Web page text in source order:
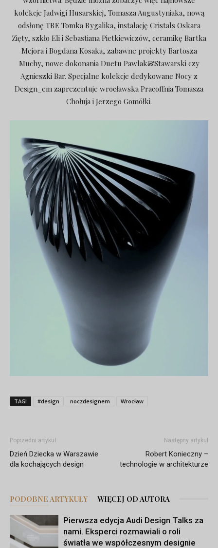
kolekcje Jadwigi Husarskiej, Tomasza Augustyniaka, nową
odsłonę TRE Tomka Rygalika, instalację Cristals Oskara
Zięty, szkło Eli i Sebastiana Pietkiewiczów, ceramikę Bartka
Mejora i Bogdana Kosaka, zabawne projekty Bartosza
Muchy, nowe dokonania Duetu Pawlak&Stawarski czy
Agnieszki Bar. Specjalne kolekcje dedykowane Nocy z
Design_em zaprezentuje wrocławska Pracoffnia Tomasza
Chołuja i Jerzego Gomółki.
TAGI #design noczdesignem Wrocław
Poprzedni artykuł
Dzień Dziecka w Warszawie
dla kochających design
Następny artykuł
Robert Konieczny –
technologie w architekturze
PODOBNE ARTYKUŁY WIĘCEJ OD AUTORA
Pierwsza edycja Audi Design Talks za
nami. Eksperci rozmawiali o roli
światła we współczesnym designie